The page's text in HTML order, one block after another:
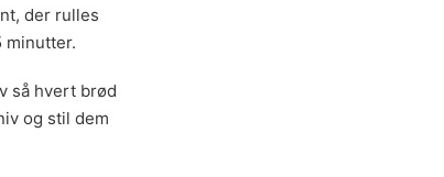
der rulles
så hvert brød
og stil dem